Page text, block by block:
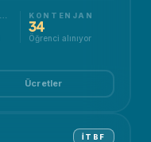
KONTENJAN
34
Öğrenci alınıyor
Ücretler
İTBF